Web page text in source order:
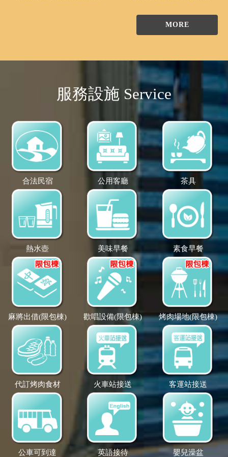
MORE
服務設施 Service
合法民宿 公用客廳 茶具
熱水壺 美味早餐 素食早餐
麻將出借(限包棟) 歡唱設備(限包棟) 烤肉場地(限包棟)
代訂烤肉食材 火車站接送 客運站接送
公車可到達 英語接待 嬰兒澡盆